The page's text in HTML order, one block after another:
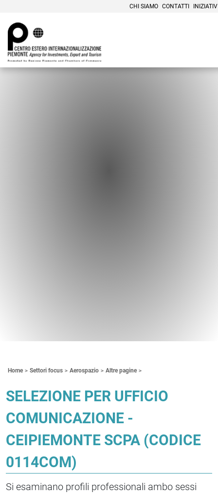
CHI SIAMO CONTATTI
Contenuti Principali
Home Settori focus Aerospazio Altre pagine
SELEZIONE PER UFFICIO
COMUNICAZIONE -
CEIPIEMONTE SCPA (CODICE
0114COM)
Si esaminano profili professionali ambo sessi